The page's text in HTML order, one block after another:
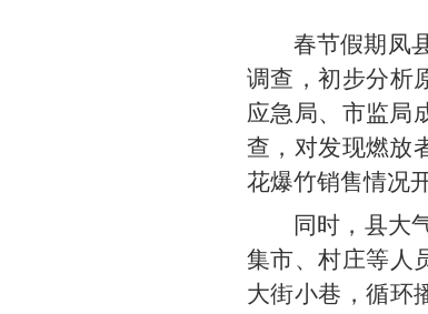
春节假期凤
调查，初步分析
应急局、市监局
查，对发现燃放
花爆竹销售情况
同时，县大
集市、村庄等人
大街小巷，循环